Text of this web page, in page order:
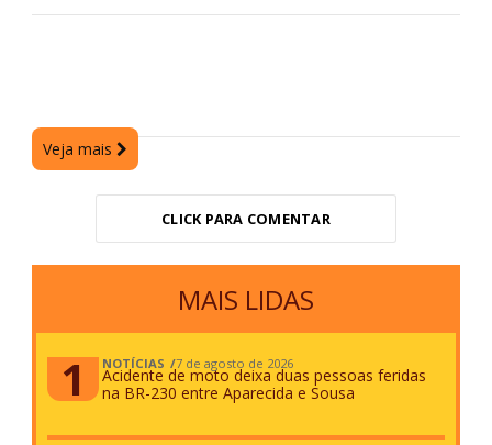
Veja mais
CLICK PARA COMENTAR
MAIS LIDAS
NOTÍCIAS 7 de agosto de 2026
Acidente de moto deixa duas pessoas feridas
na BR-230 entre Aparecida e Sousa